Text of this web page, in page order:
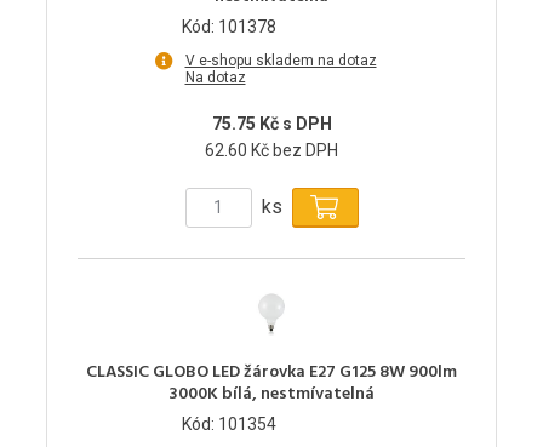
Kód: 101378
V e-shopu skladem na dotaz
Na dotaz
75.75 Kč s DPH
62.60 Kč bez DPH
ks
CLASSIC GLOBO LED žárovka E27 G125 8W 900lm
3000K bílá, nestmívatelná
Kód: 101354